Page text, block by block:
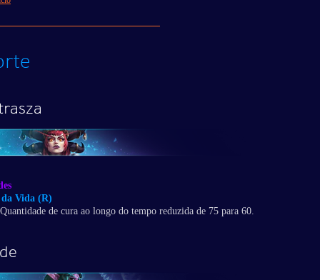
Vida (R)
Quantidade de cura ao longo do tempo reduzida de 75 para 60.